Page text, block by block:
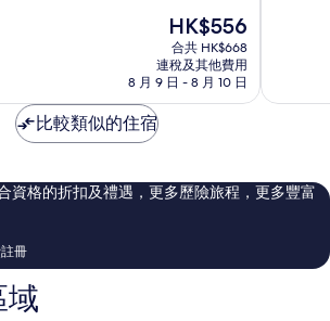
現
售
HK$556
HK$556
合共 HK$668
連稅及其他費用
8 月 9 日 - 8 月 10 日
酒
弗
德
很
評
價
比較類似的住宿
資格的折扣及禮遇，更多歷險旅程，更多豐富
冊
域